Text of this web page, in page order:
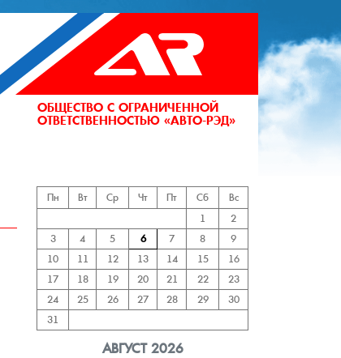
ОБЩЕСТВО С ОГРАНИЧЕННОЙ
ОТВЕТСТВЕННОСТЬЮ «АВТО-РЭД»
АВГУСТ 2026
Пн Вт Ср Чт Пт Сб
Вс
1
2
3
4 5 6 7 8
9
10
11 12 13 14 15
16
17
18 19 20 21 22
23
24
25 26 27 28 29
30
31